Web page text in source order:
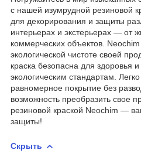
с нашей изумрудной резиновой
для декорирования и защиты
интерьерах и экстерьерах — от
коммерческих объектов.
экологической чистоте своей
краска безопасна для здоровья и
экологическим стандартам.
равномерное покрытие без
возможность преобразить свое
резиновой краской Neochim —
защиты!
Скрыть